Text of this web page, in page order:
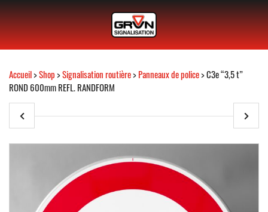
Accueil>Shop>Signalisation routière>Panneaux de police> C3e “3,5 t”
ROND 600mm REFL. RANDFORM